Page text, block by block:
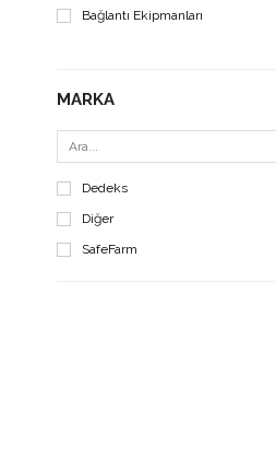
Bağlantı Ekipmanları
MARKA
Dedeks
Diğer
SafeFarm